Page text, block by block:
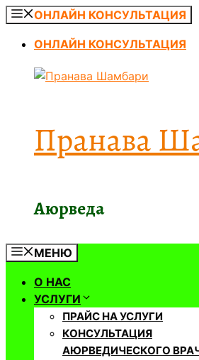
Перейти
содержимому
ОНЛАЙН КОНСУЛЬТАЦИЯ
ОНЛАЙН КОНСУЛЬТАЦИЯ
Пранава
Аюрведа
МЕНЮ
О НАС
УСЛУГИ
ПРАЙС НА УСЛУГИ
КОНСУЛЬТАЦИЯ
АЮРВЕДИЧЕСКОГО